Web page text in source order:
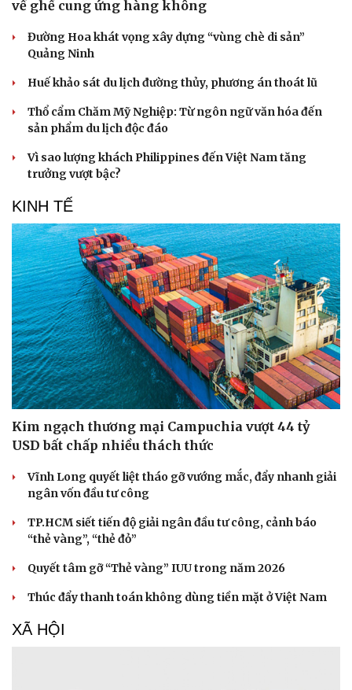
về ghế cung ứng hàng không
Đường Hoa khát vọng xây dựng “vùng chè di sản”
Quảng Ninh
Huế khảo sát du lịch đường thủy, phương án thoát lũ
Thổ cẩm Chăm Mỹ Nghiệp: Từ ngôn ngữ văn hóa đến
sản phẩm du lịch độc đáo
Vì sao lượng khách Philippines đến Việt Nam tăng
trưởng vượt bậc?
KINH TẾ
Kim ngạch thương mại Campuchia vượt 44 tỷ
USD bất chấp nhiều thách thức
Vĩnh Long quyết liệt tháo gỡ vướng mắc, đẩy nhanh giải
ngân vốn đầu tư công
TP.HCM siết tiến độ giải ngân đầu tư công, cảnh báo
“thẻ vàng”, “thẻ đỏ”
Quyết tâm gỡ “Thẻ vàng” IUU trong năm 2026
Thúc đẩy thanh toán không dùng tiền mặt ở Việt Nam
XÃ HỘI